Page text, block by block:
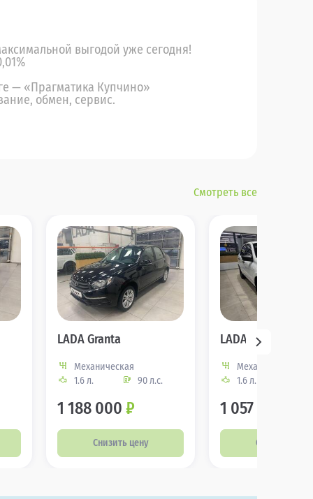
выгодой уже сегодня!
— «Прагматика Купчино»
обмен, сервис.
Смотреть все
LADA Granta
Механическая
1.6 л.
90 л.с.
1 188 000 ₽
Снизить цену
LADA Granta
Механическая
1.6 л.
1 057 320
Снизить цену